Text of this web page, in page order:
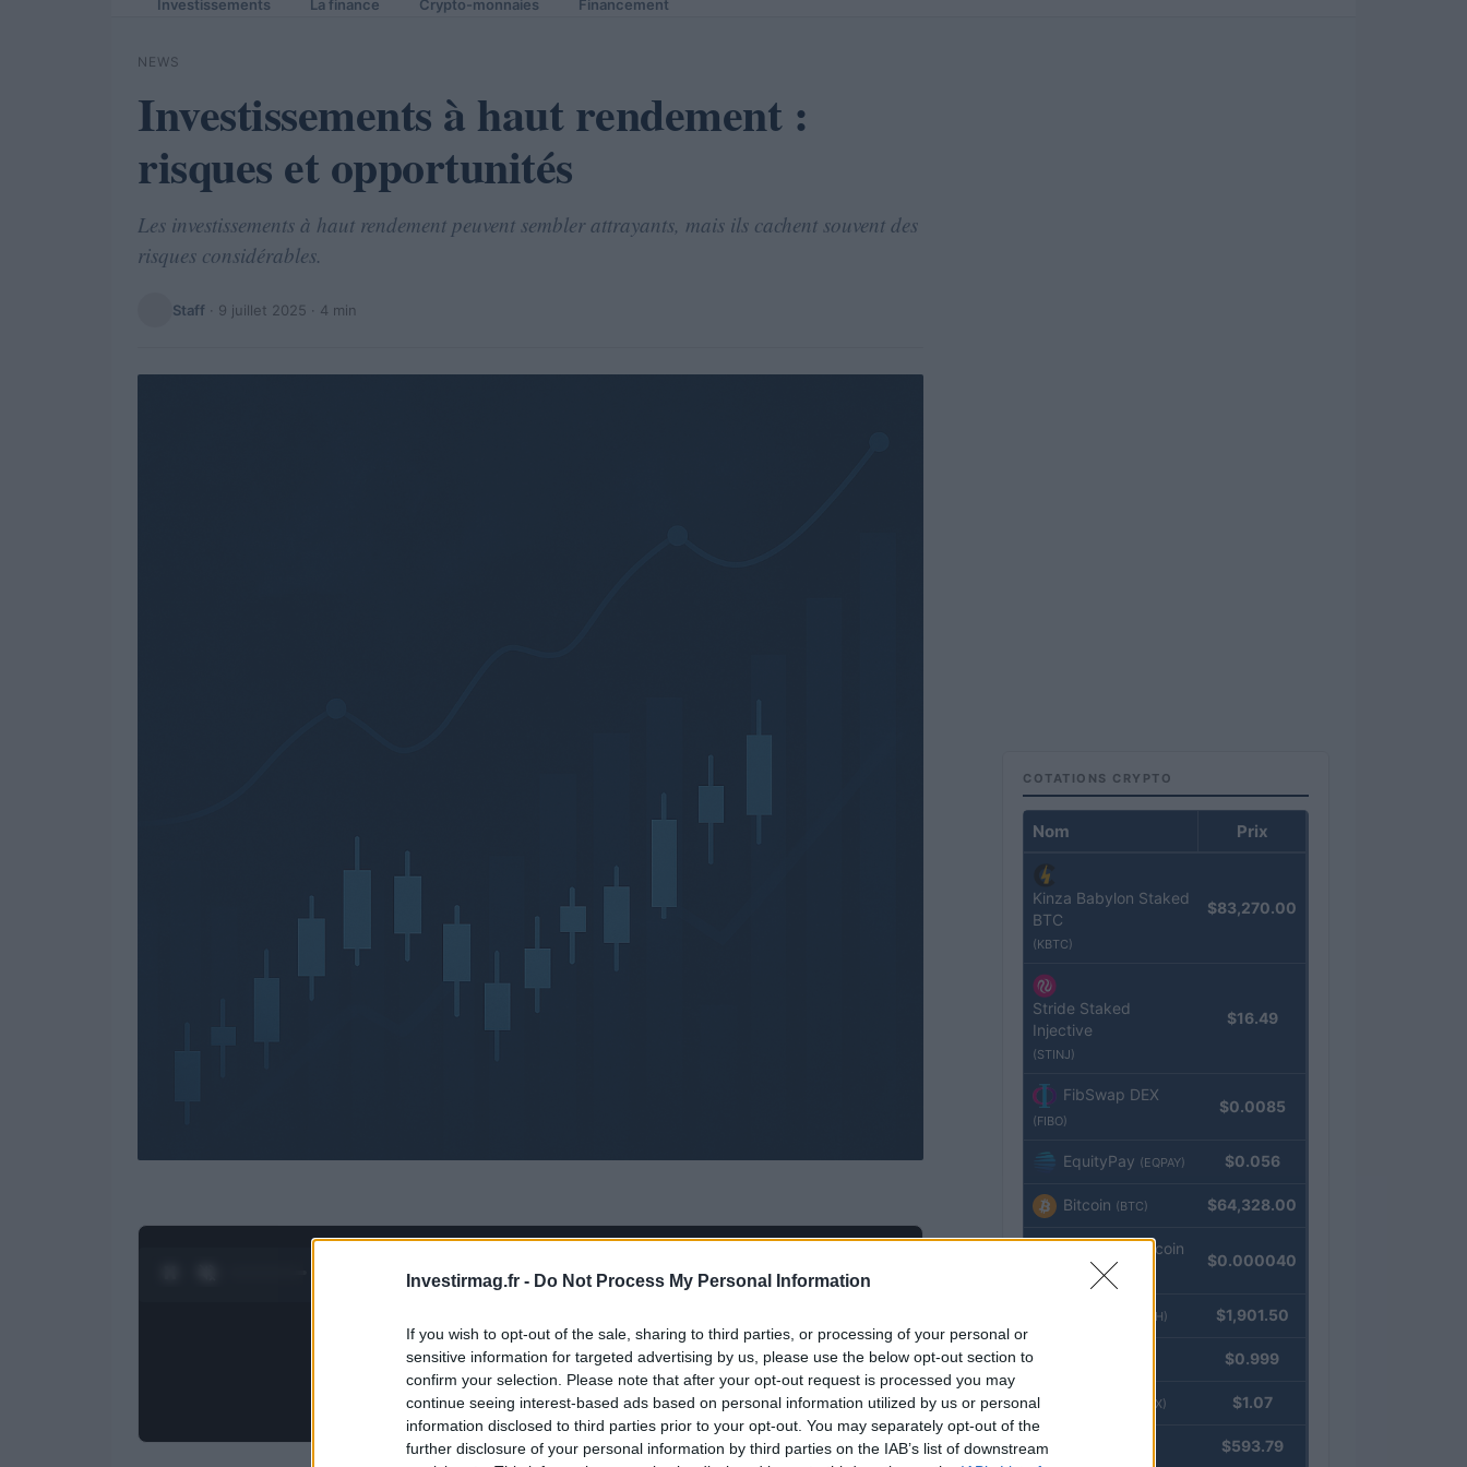
Investirmag.fr - Do Not Process My Personal Information
If you wish to opt-out of the sale, sharing to third parties, or processing of your personal or
sensitive information for targeted advertising by us, please use the below opt-out section to
confirm your selection. Please note that after your opt-out request is processed you may
continue seeing interest-based ads based on personal information utilized by us or personal
information disclosed to third parties prior to your opt-out. You may separately opt-out of the
further disclosure of your personal information by third parties on the IAB’s list of downstream
Investissements La finance Crypto-monnaies Financement
NEWS
Investissements à haut rendement :
risques et opportunités
Les investissements à haut rendement peuvent sembler attrayants, mais ils cachent souvent des
risques considérables.
Staff · 9 juillet 2025 · 4 min
1 POWERED BYAdhub Media
COTATIONS CRYPTO
Nom Prix
Kinza Babylon Staked
BTC
(KBTC)
$83,270.00
Stride Staked
Injective
(STINJ)
$16.49
FibSwap DEX
(FIBO)
$0.0085
EquityPay (EQPAY) $0.056
Bitcoin (BTC) $64,328.00
VNST Stablecoin
$0.000040
(ETH) $1,901.50
$0.999
(USDEX) $1.07
$593.79